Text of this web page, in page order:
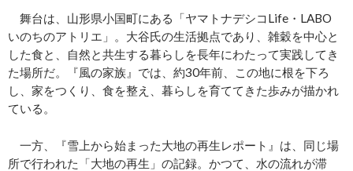
舞台は、山形県小国町にある「ヤマトナデシコLife・LABO
いのちのアトリエ」。大谷氏の生活拠点であり、雑穀を中心と
した食と、自然と共生する暮らしを長年にわたって実践してき
た場所だ。『風の家族』では、約30年前、この地に根を下ろ
し、家をつくり、食を整え、暮らしを育ててきた歩みが描かれ
ている。
一方、『雪上から始まった大地の再生レポート』は、同じ場
所で行われた「大地の再生」の記録。かつて、水の流れが滞